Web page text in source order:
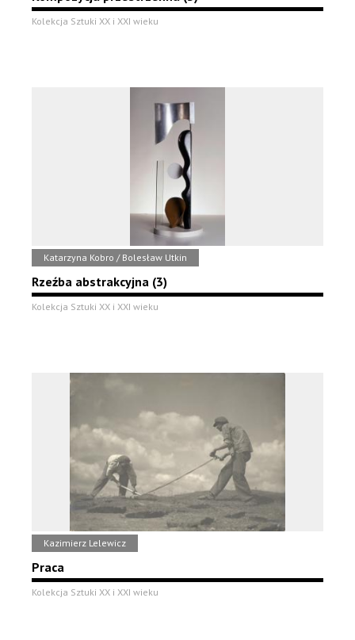
Kolekcja Sztuki XX i XXI wieku
Katarzyna Kobro / Bolesław Utkin
Rzeźba abstrakcyjna (3)
Kolekcja Sztuki XX i XXI wieku
Kazimierz Lelewicz
Praca
Kolekcja Sztuki XX i XXI wieku